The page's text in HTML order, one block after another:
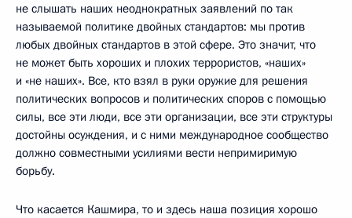
не слышать наших неоднократных заявлений по так
называемой политике двойных стандартов: мы против
любых двойных стандартов в этой сфере. Это значит, что
не может быть хороших и плохих террористов, «наших»
и «не наших». Все, кто взял в руки оружие для решения
политических вопросов и политических споров с помощью
силы, все эти люди, все эти организации, все эти структуры
достойны осуждения, и с ними международное сообщество
должно совместными усилиями вести непримиримую
борьбу.
Что касается Кашмира, то и здесь наша позиция хорошо